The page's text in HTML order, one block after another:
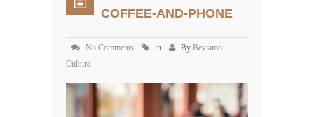
COFFEE-AND-PHONE
No Comments in By Beviamo
Cultura